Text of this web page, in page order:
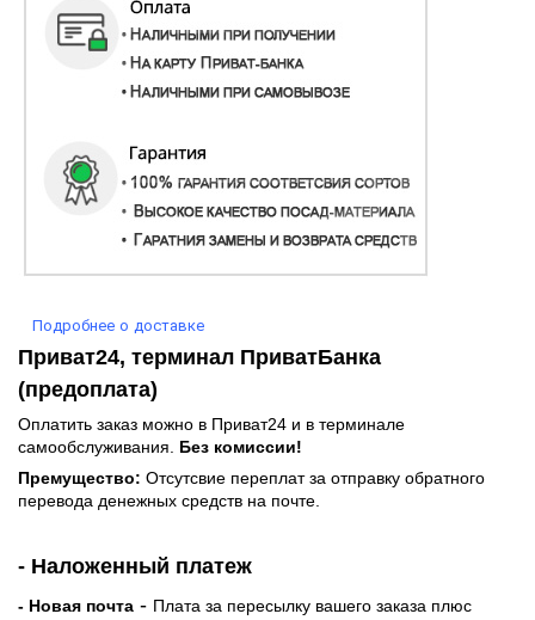
Подробнее о доставке
Приват24, терминал ПриватБанка
(предоплата)
Оплатить заказ можно в Приват24 и в терминале
самообслуживания. Без комиссии!
Премущество: Отсутсвие переплат за отправку обратного
перевода денежных средств на почте.
- Наложенный платеж
- Новая почта - Плата за пересылку вашего заказа плюс